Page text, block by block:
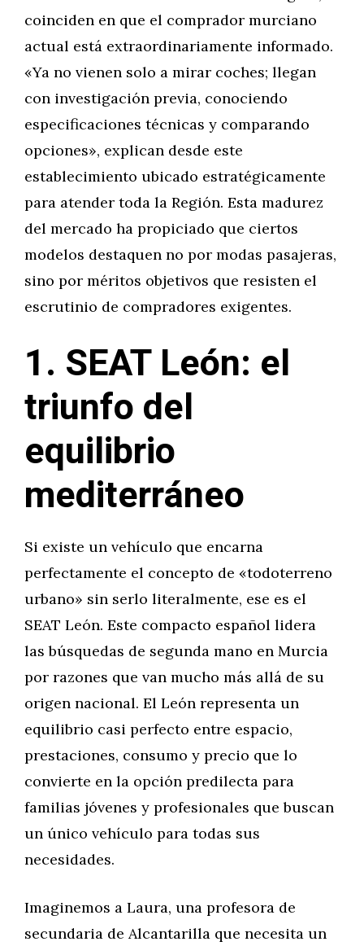
coinciden en que el comprador murciano
actual está extraordinariamente informado.
«Ya no vienen solo a mirar coches; llegan
con investigación previa, conociendo
especificaciones técnicas y comparando
opciones», explican desde este
establecimiento ubicado estratégicamente
para atender toda la Región. Esta madurez
del mercado ha propiciado que ciertos
modelos destaquen no por modas pasajeras,
sino por méritos objetivos que resisten el
escrutinio de compradores exigentes.
1. SEAT León: el
triunfo del
equilibrio
mediterráneo
Si existe un vehículo que encarna
perfectamente el concepto de «todoterreno
urbano» sin serlo literalmente, ese es el
SEAT León. Este compacto español lidera
las búsquedas de segunda mano en Murcia
por razones que van mucho más allá de su
origen nacional. El León representa un
equilibrio casi perfecto entre espacio,
prestaciones, consumo y precio que lo
convierte en la opción predilecta para
familias jóvenes y profesionales que buscan
un único vehículo para todas sus
necesidades.
Imaginemos a Laura, una profesora de
secundaria de Alcantarilla que necesita un